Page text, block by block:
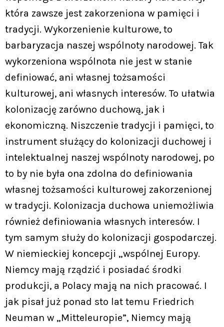
która zawsze jest zakorzeniona w pamięci i
tradycji. Wykorzenienie kulturowe, to
barbaryzacja naszej wspólnoty narodowej. Tak
wykorzeniona wspólnota nie jest w stanie
definiować, ani własnej tożsamości
kulturowej, ani własnych interesów. To ułatwia
kolonizację zarówno duchową, jak i
ekonomiczną. Niszczenie tradycji i pamięci, to
instrument służący do kolonizacji duchowej i
intelektualnej naszej wspólnoty narodowej, po
to by nie była ona zdolna do definiowania
własnej tożsamości kulturowej zakorzenionej
w tradycji. Kolonizacja duchowa uniemożliwia
również definiowania własnych interesów. I
tym samym służy do kolonizacji gospodarczej.
W niemieckiej koncepcji „wspólnej Europy.
Niemcy mają rządzić i posiadać środki
produkcji, a Polacy mają na nich pracować. I
jak pisał już ponad sto lat temu Friedrich
Neuman w „Mitteleuropie”, Niemcy mają